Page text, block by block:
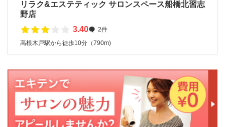
リラク&エステティック サロンスペース船橋北習志
野店
3.40
2件
高根木戸駅から徒歩10分（790m)